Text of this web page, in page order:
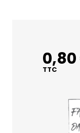
TTC